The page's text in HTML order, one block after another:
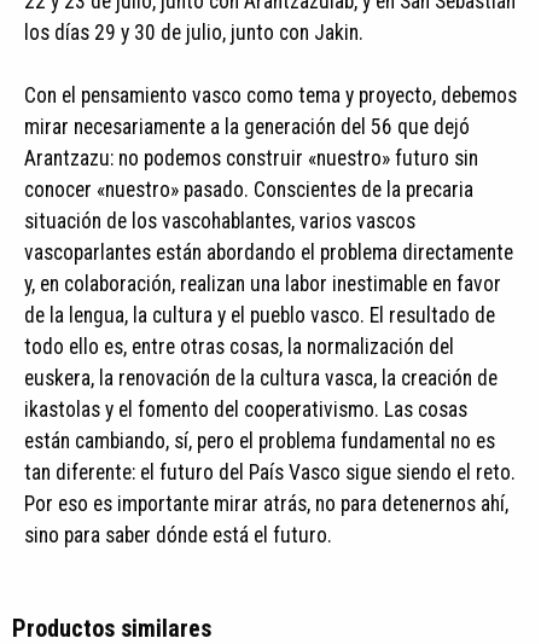
los días 29 y 30 de julio, junto con Jakin.
Con el pensamiento vasco como tema y proyecto, debemos
mirar necesariamente a la generación del 56 que dejó
Arantzazu: no podemos construir «nuestro» futuro sin
conocer «nuestro» pasado. Conscientes de la precaria
situación de los vascohablantes, varios vascos
vascoparlantes están abordando el problema directamente
y, en colaboración, realizan una labor inestimable en favor
de la lengua, la cultura y el pueblo vasco. El resultado de
todo ello es, entre otras cosas, la normalización del
euskera, la renovación de la cultura vasca, la creación de
ikastolas y el fomento del cooperativismo. Las cosas
están cambiando, sí, pero el problema fundamental no es
tan diferente: el futuro del País Vasco sigue siendo el reto.
Por eso es importante mirar atrás, no para detenernos ahí,
sino para saber dónde está el futuro.
Productos similares